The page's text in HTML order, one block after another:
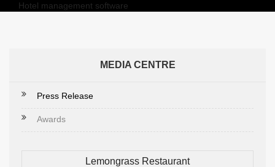
Hotel management software
MEDIA CENTRE
Press Release
Awards
Lemongrass Restaurant